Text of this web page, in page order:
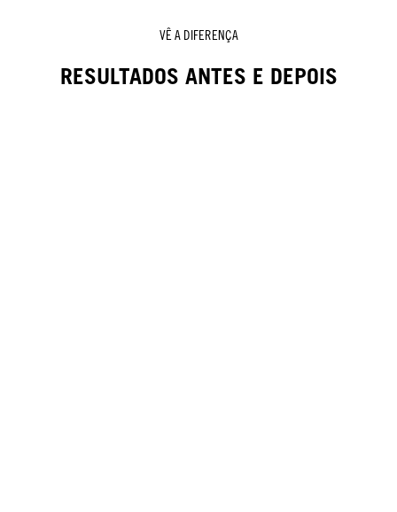
VÊ A DIFERENÇA
RESULTADOS ANTES E DEPOIS